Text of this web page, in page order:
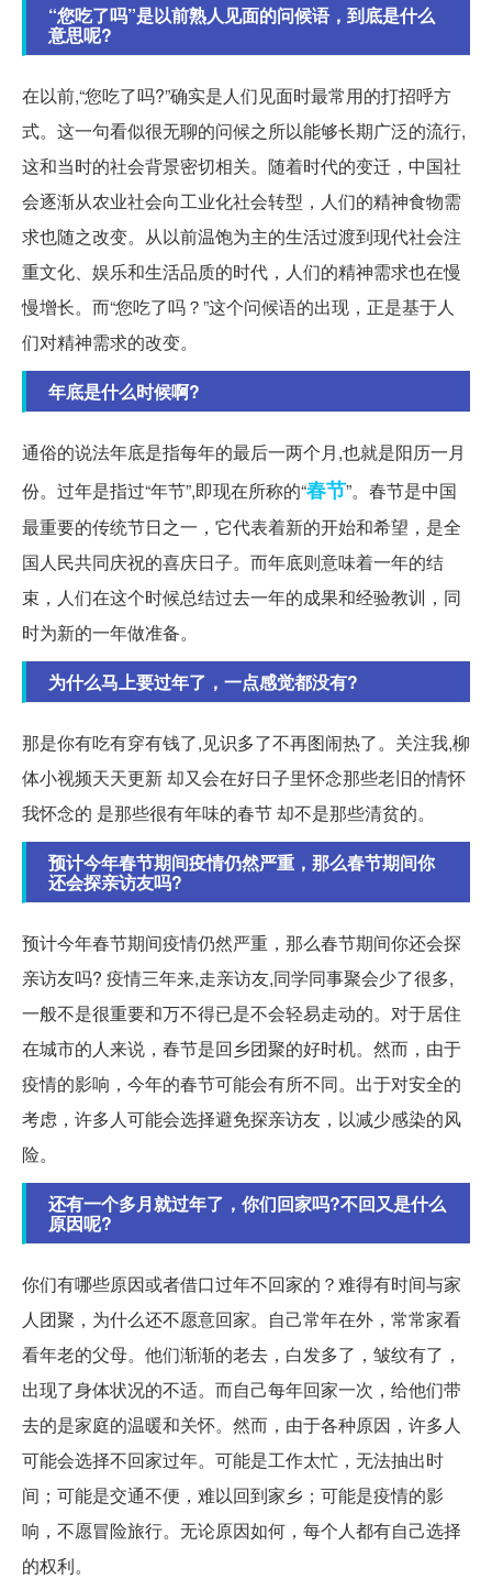
“您吃了吗”是以前熟人见面的问候语，到底是什么
意思呢?
在以前,“您吃了吗?”确实是人们见面时最常用的打招呼方
式。这一句看似很无聊的问候之所以能够长期广泛的流行,
这和当时的社会背景密切相关。随着时代的变迁，中国社
会逐渐从农业社会向工业化社会转型，人们的精神食物需
求也随之改变。从以前温饱为主的生活过渡到现代社会注
重文化、娱乐和生活品质的时代，人们的精神需求也在慢
慢增长。而“您吃了吗？”这个问候语的出现，正是基于人
们对精神需求的改变。
年底是什么时候啊?
通俗的说法年底是指每年的最后一两个月,也就是阳历一月
份。过年是指过“年节”,即现在所称的“春节”。春节是中国
最重要的传统节日之一，它代表着新的开始和希望，是全
国人民共同庆祝的喜庆日子。而年底则意味着一年的结
束，人们在这个时候总结过去一年的成果和经验教训，同
时为新的一年做准备。
为什么马上要过年了，一点感觉都没有?
那是你有吃有穿有钱了,见识多了不再图闹热了。关注我,柳
体小视频天天更新 却又会在好日子里怀念那些老旧的情怀
我怀念的 是那些很有年味的春节 却不是那些清贫的。
预计今年春节期间疫情仍然严重，那么春节期间你
还会探亲访友吗?
预计今年春节期间疫情仍然严重，那么春节期间你还会探
亲访友吗? 疫情三年来,走亲访友,同学同事聚会少了很多,
一般不是很重要和万不得已是不会轻易走动的。对于居住
在城市的人来说，春节是回乡团聚的好时机。然而，由于
疫情的影响，今年的春节可能会有所不同。出于对安全的
考虑，许多人可能会选择避免探亲访友，以减少感染的风
险。
还有一个多月就过年了，你们回家吗?不回又是什么
原因呢?
你们有哪些原因或者借口过年不回家的？难得有时间与家
人团聚，为什么还不愿意回家。自己常年在外，常常家看
看年老的父母。他们渐渐的老去，白发多了，皱纹有了，
出现了身体状况的不适。而自己每年回家一次，给他们带
去的是家庭的温暖和关怀。然而，由于各种原因，许多人
可能会选择不回家过年。可能是工作太忙，无法抽出时
间；可能是交通不便，难以回到家乡；可能是疫情的影
响，不愿冒险旅行。无论原因如何，每个人都有自己选择
的权利。